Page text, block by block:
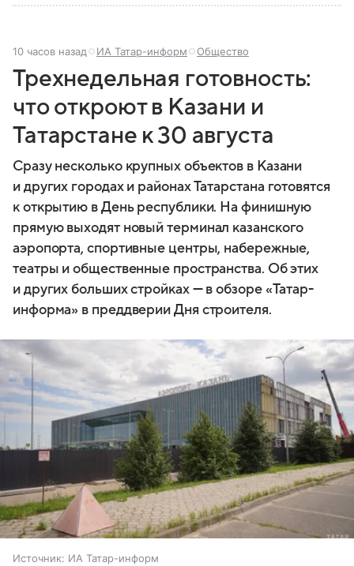
10 часов назад ИА Татар-информ Общество
Трехнедельная готовность:
что откроют в Казани и
Татарстане к 30 августа
Сразу несколько крупных объектов в Казани
и других городах и районах Татарстана готовятся
к открытию в День республики. На финишную
прямую выходят новый терминал казанского
аэропорта, спортивные центры, набережные,
театры и общественные пространства. Об этих
и других больших стройках — в обзоре «Татар-
информа» в преддверии Дня строителя.
Источник: ИА Татар-информ